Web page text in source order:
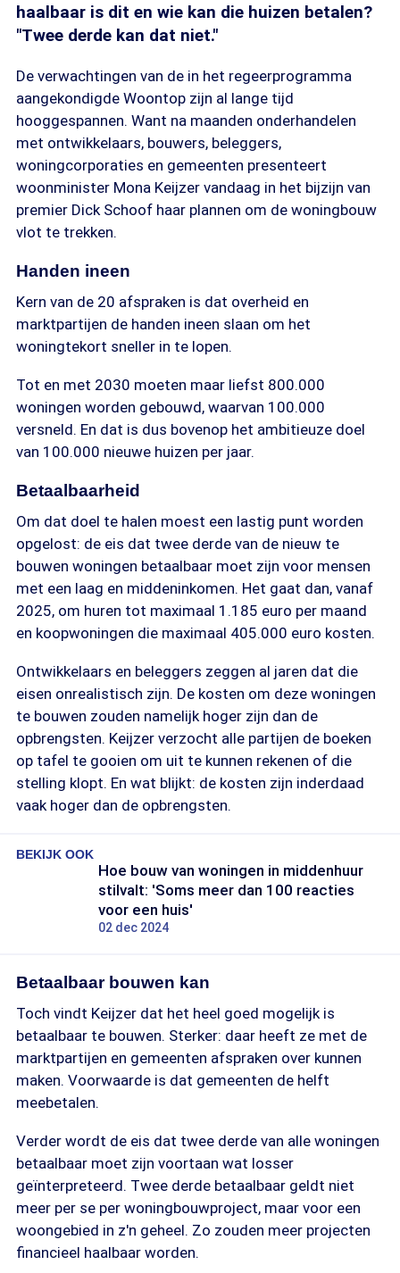
haalbaar is dit en wie kan die huizen betalen?
"Twee derde kan dat niet."
De verwachtingen van de in het regeerprogramma
aangekondigde Woontop zijn al lange tijd
hooggespannen. Want na maanden onderhandelen
met ontwikkelaars, bouwers, beleggers,
woningcorporaties en gemeenten presenteert
woonminister Mona Keijzer vandaag in het bijzijn van
premier Dick Schoof haar plannen om de woningbouw
vlot te trekken.
Handen ineen
Kern van de 20 afspraken is dat overheid en
marktpartijen de handen ineen slaan om het
woningtekort sneller in te lopen.
Tot en met 2030 moeten maar liefst 800.000
woningen worden gebouwd, waarvan 100.000
versneld. En dat is dus bovenop het ambitieuze doel
van 100.000 nieuwe huizen per jaar.
Betaalbaarheid
Om dat doel te halen moest een lastig punt worden
opgelost: de eis dat twee derde van de nieuw te
bouwen woningen betaalbaar moet zijn voor mensen
met een laag en middeninkomen. Het gaat dan, vanaf
2025, om huren tot maximaal 1.185 euro per maand
en koopwoningen die maximaal 405.000 euro kosten.
Ontwikkelaars en beleggers zeggen al jaren dat die
eisen onrealistisch zijn. De kosten om deze woningen
te bouwen zouden namelijk hoger zijn dan de
opbrengsten. Keijzer verzocht alle partijen de boeken
op tafel te gooien om uit te kunnen rekenen of die
stelling klopt. En wat blijkt: de kosten zijn inderdaad
vaak hoger dan de opbrengsten.
BEKIJK OOK
Hoe bouw van woningen in middenhuur
stilvalt: 'Soms meer dan 100 reacties
voor een huis'
02 dec 2024
Betaalbaar bouwen kan
Toch vindt Keijzer dat het heel goed mogelijk is
betaalbaar te bouwen. Sterker: daar heeft ze met de
marktpartijen en gemeenten afspraken over kunnen
maken. Voorwaarde is dat gemeenten de helft
meebetalen.
Verder wordt de eis dat twee derde van alle woningen
betaalbaar moet zijn voortaan wat losser
geïnterpreteerd. Twee derde betaalbaar geldt niet
meer per se per woningbouwproject, maar voor een
woongebied in z'n geheel. Zo zouden meer projecten
financieel haalbaar worden.